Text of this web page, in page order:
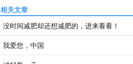
相关文章
没时间减肥却还想减肥的，进来看看！
我爱您，中国